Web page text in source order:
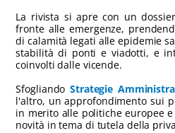
La rivista si apre con un
fronte alle emergenze,
di calamità legati alle epidemie
stabilità di ponti e viadotti, e
coinvolti dalle vicende.
SfogliandoStrategie
l'altro, un approfondimento sui
in merito alle politiche europee
novità in tema di tutela della